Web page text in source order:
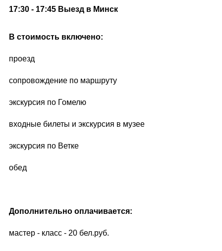
17:30 - 17:45 Выезд в Минск
В стоимость включено:
проезд
сопровождение по маршруту
экскурсия по Гомелю
входные билеты и экскурсия в музее
экскурсия по Ветке
обед
Дополнительно оплачивается:
мастер - класс - 20 бел.руб.